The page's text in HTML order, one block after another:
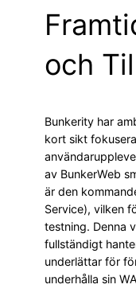
och
Bunkerity har
kort sikt
av BunkerWeb
är den
Service), vilken
testning. Denna
fullständigt
underlättar för
underhålla sin